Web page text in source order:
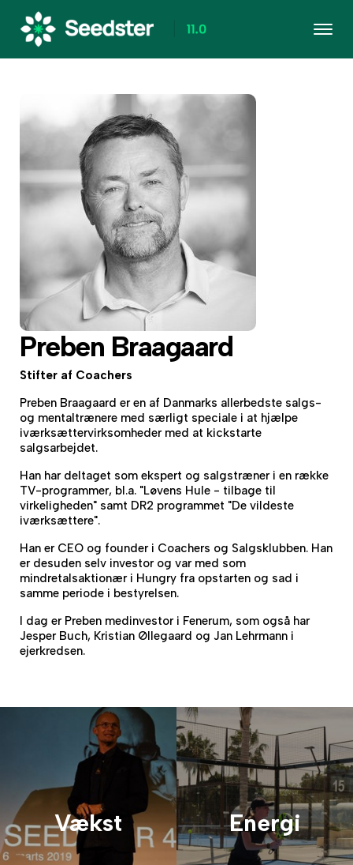
Preben Braagaard
Stifter af Coachers
Preben Braagaard er en af Danmarks allerbedste salgs-
og mentaltrænere med særligt speciale i at hjælpe
iværksættervirksomheder med at kickstarte
salgsarbejdet.
Han har deltaget som ekspert og salgstræner i en række
TV-programmer, bl.a. "Løvens Hule - tilbage til
virkeligheden" samt DR2 programmet "De vildeste
iværksættere".
Han er CEO og founder i Coachers og Salgsklubben. Han
er desuden selv investor og var med som
mindretalsaktionær i Hungry fra opstarten og sad i
samme periode i bestyrelsen.
I dag er Preben medinvestor i Fenerum, som også har
Jesper Buch, Kristian Øllegaard og Jan Lehrmann i
ejerkredsen.
Vækst Energi